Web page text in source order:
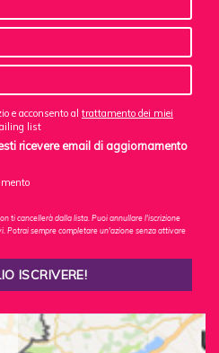
e acconsento al trattamento dei miei
list
ricevere email di aggiornamento
ti cancellerà dalla lista. Puoi annullare l'iscrizione
Potrai sempre completare un'azione senza attivare